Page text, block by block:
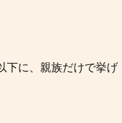
下に、親族だけで挙げ